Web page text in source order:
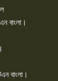
বাংলা।
বাংলা।